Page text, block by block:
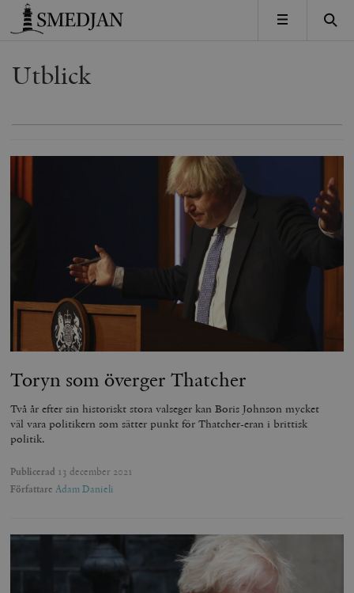
Timbro
MENY
Utblick
Toryn som överger Thatcher
Två år efter sin historiskt stora valseger kan Boris Johnson mycket
väl vara politikern som sätter punkt för Thatcher-eran i brittisk
politik.
Publicerad 13 december 2021
Författare Adam Danieli